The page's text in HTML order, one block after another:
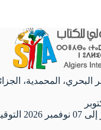
المحمدية،
للجمهور: من 29